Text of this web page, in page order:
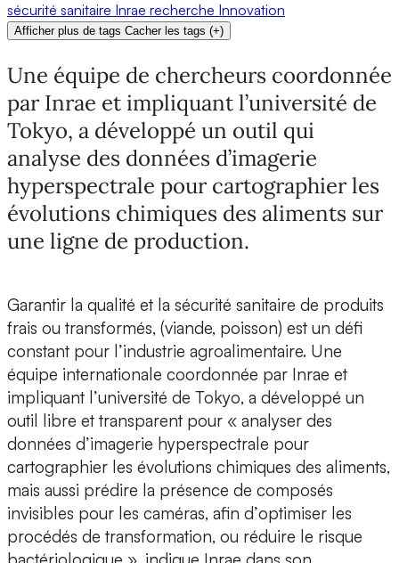
sécurité sanitaire Inrae recherche Innovation
Afficher plus de tags Cacher les tags (+)
Une équipe de chercheurs coordonnée
par Inrae et impliquant l’université de
Tokyo, a développé un outil qui
analyse des données d’imagerie
hyperspectrale pour cartographier les
évolutions chimiques des aliments sur
une ligne de production.
Garantir la qualité et la sécurité sanitaire de produits
frais ou transformés, (viande, poisson) est un défi
constant pour l’industrie agroalimentaire. Une
équipe internationale coordonnée par Inrae et
impliquant l’université de Tokyo, a développé un
outil libre et transparent pour « analyser des
données d’imagerie hyperspectrale pour
cartographier les évolutions chimiques des aliments,
mais aussi prédire la présence de composés
invisibles pour les caméras, afin d’optimiser les
procédés de transformation, ou réduire le risque